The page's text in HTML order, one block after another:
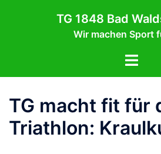
TG 1848 Bad
Wir machen Sport
Menü
TG macht fit für
Triathlon: